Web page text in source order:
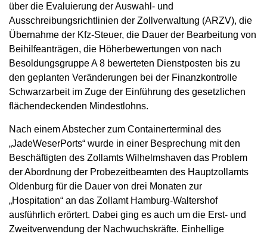
über die Evaluierung der Auswahl- und
Ausschreibungsrichtlinien der Zollverwaltung (ARZV), die
Übernahme der Kfz-Steuer, die Dauer der Bearbeitung von
Beihilfeanträgen, die Höherbewertungen von nach
Besoldungsgruppe A 8 bewerteten Dienstposten bis zu
den geplanten Veränderungen bei der Finanzkontrolle
Schwarzarbeit im Zuge der Einführung des gesetzlichen
flächendeckenden Mindestlohns.
Nach einem Abstecher zum Containerterminal des
„JadeWeserPorts“ wurde in einer Besprechung mit den
Beschäftigten des Zollamts Wilhelmshaven das Problem
der Abordnung der Probezeitbeamten des Hauptzollamts
Oldenburg für die Dauer von drei Monaten zur
„Hospitation“ an das Zollamt Hamburg-Waltershof
ausführlich erörtert. Dabei ging es auch um die Erst- und
Zweitverwendung der Nachwuchskräfte. Einhellige